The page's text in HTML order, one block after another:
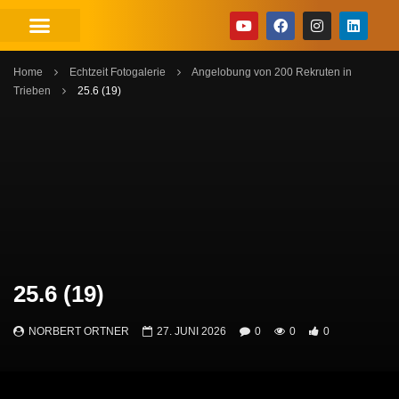
Home Echtzeit Fotogalerie
Angelobung von 200 Rekruten in
Trieben
25.6 (19)
25.6 (19)
NORBERT ORTNER 27. JUNI 2026 0 0 0